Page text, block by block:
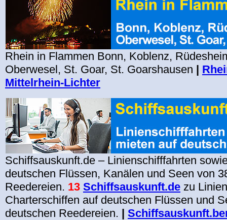
Rhein in Flammen Bonn, Koblenz,
Oberwesel, St. Goar, St. Goarshausen |
Mittelrhein-Lichter
Schiffsauskunft.de – Linienschifffahrten
deutschen Flüssen, Kanälen und Seen von
Reedereien. 13 Schiffsauskunft.de zu
Charterschiffen auf deutschen Flüssen und
deutschen Reedereien. |